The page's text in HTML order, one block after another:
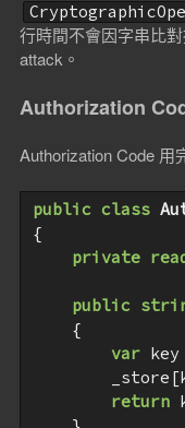
行時間不會因字串比
attack。
Authorization
Authorization Code 用
public class
{
private
public
{
var key
return